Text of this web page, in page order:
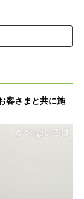
客さまと共に施